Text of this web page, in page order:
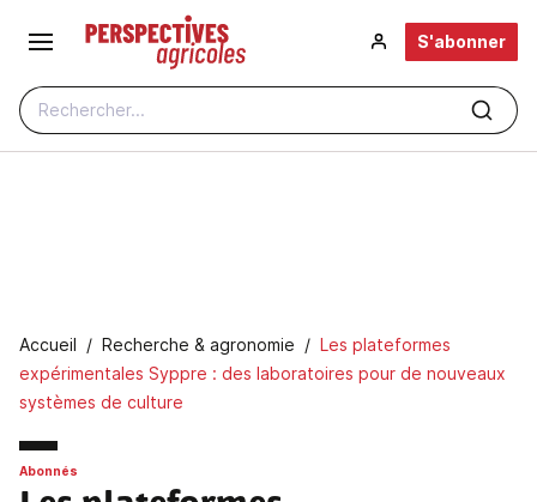
Aller au contenu principal
Rechercher...
S'abonner
Fil d'Ariane
Accueil Recherche & agronomie
Les plateformes
expérimentales Syppre : des laboratoires pour de nouveaux
systèmes de culture
Abonnés